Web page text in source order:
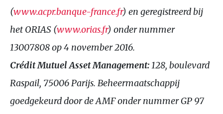
(www.acpr.banque-france.fr) en geregistreerd bij
hetORIAS (www.orias.fr) onder nummer
13007808 op 4 november 2016.
Crédit Mutuel Asset Management: 128, boulevard
Raspail, 75006 Parijs. Beheermaatschappij
goedgekeurd door deAMFonder nummerGP 97